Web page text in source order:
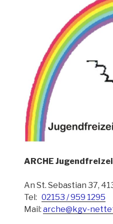
ARCHE
An St. Sebastian 37,
Tel: 02153 / 959 1295
Mail: arche@kgv-